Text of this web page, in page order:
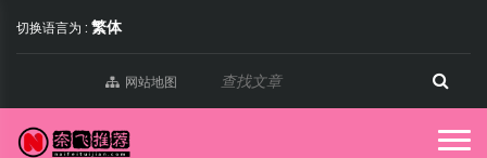
切换语言为 : 繁体
网站地图